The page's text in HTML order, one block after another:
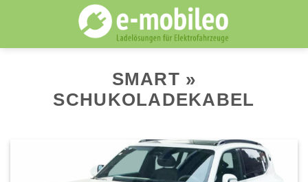
SMART »
SCHUKOLADEKABEL